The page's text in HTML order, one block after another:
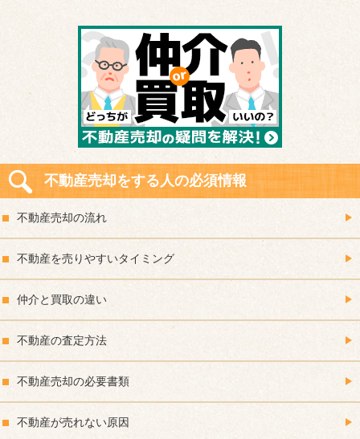
不動産売却をする人の必須情報
不動産売却の流れ
不動産を売りやすいタイミング
仲介と買取の違い
不動産の査定方法
不動産売却の必要書類
不動産が売れない原因